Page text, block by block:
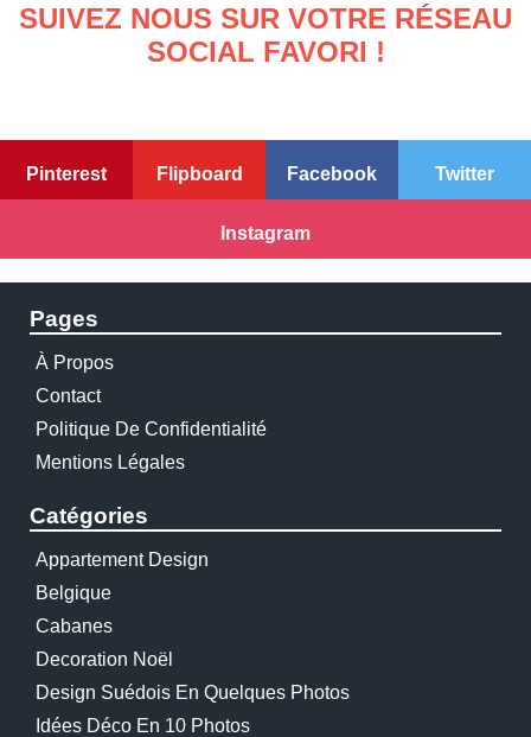
SUIVEZ NOUS SUR VOTRE RÉSEAU
SOCIAL FAVORI !
Pinterest Flipboard Facebook Twitter
Instagram
Pages
À Propos
Contact
Politique De Confidentialité
Mentions Légales
Catégories
Appartement Design
Belgique
Cabanes
Decoration Noël
Design Suédois En Quelques Photos
Idées Déco En 10 Photos